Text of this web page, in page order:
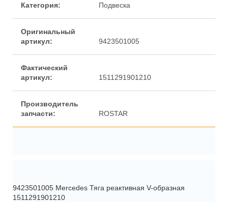
Категория: Подвеска
Оригинальный
артикул:
9423501005
Фактический
артикул:
1511291901210
Производитель
запчасти:
ROSTAR
9423501005 Мercedes Тяга реактивная V-образная
1511291901210